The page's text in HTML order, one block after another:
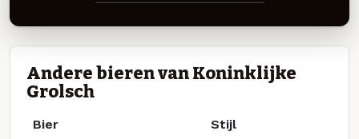
Andere bieren van Koninklijke
Grolsch
Bier Stijl